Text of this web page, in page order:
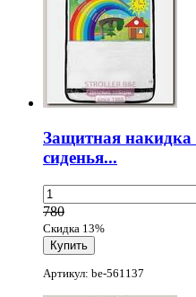
Защитная накидка
сиденья...
780
Скидка 13%
Артикул: be-561137